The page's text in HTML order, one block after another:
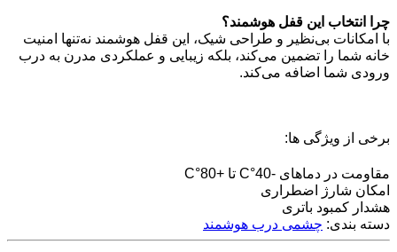
چرا انتخاب این قفل هوشمند؟
با امکانات بی‌نظیر و طراحی شیک، این قفل هوشمند نه‌تنها امنیت
خانه شما را تضمین می‌کند، بلکه زیبایی و عملکردی مدرن به درب
ورودی شما اضافه می‌کند.
برخی از ویژگی ها:
مقاومت در دماهای -40°C تا +80°C
امکان شارژ اضطراری
هشدار کمبود باتری
دسته بندی: چشمی درب هوشمند